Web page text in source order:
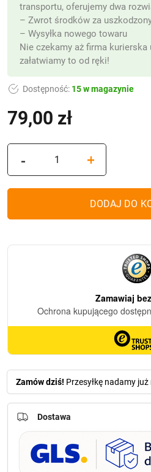
79,00 zł
Dostępność: 15 w magazynie
transportu, oferujemy dwa
– Zwrot środków za
– Wysyłka nowego towaru
Nie czekamy aż firma
załatwiamy to od ręki!
Dostawa
Zamów dziś! Przesyłkę nadamy
-
Znicz
X
+
DODAJ DO